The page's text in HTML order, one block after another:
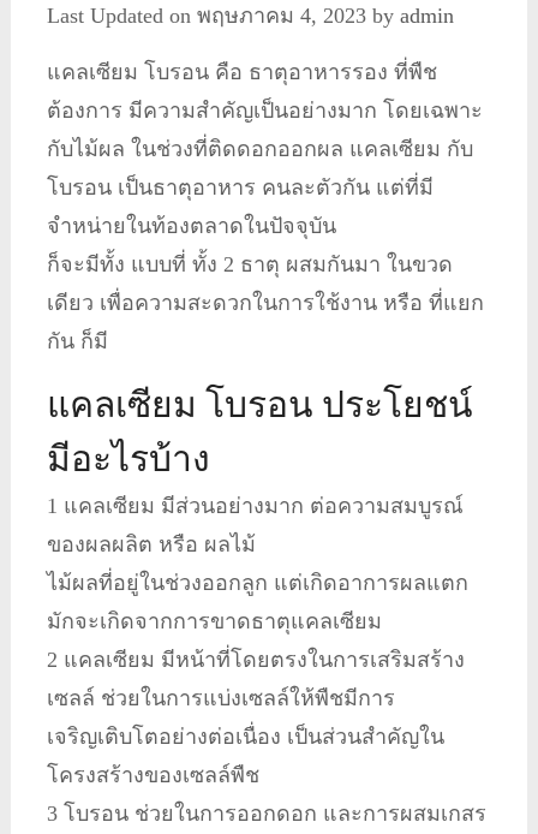
Last Updated on พฤษภาคม 4, 2023 by admin
แคลเซียม โบรอน คือ ธาตุอาหารรอง ที่พืช
ต้องการ มีความสำคัญเป็นอย่างมาก โดยเฉพาะ
กับไม้ผล ในช่วงที่ติดดอกออกผล แคลเซียม กับ
โบรอน เป็นธาตุอาหาร คนละตัวกัน แต่ที่มี
จำหน่ายในท้องตลาดในปัจจุบัน
ก็จะมีทั้ง แบบที่ ทั้ง 2 ธาตุ ผสมกันมา ในขวด
เดียว เพื่อความสะดวกในการใช้งาน หรือ ที่แยก
กัน ก็มี
แคลเซียม โบรอน ประโยชน์
มีอะไรบ้าง
1 แคลเซียม มีส่วนอย่างมาก ต่อความสมบูรณ์
ของผลผลิต หรือ ผลไม้
ไม้ผลที่อยู่ในช่วงออกลูก แต่เกิดอาการผลแตก
มักจะเกิดจากการขาดธาตุแคลเซียม
2 แคลเซียม มีหน้าที่โดยตรงในการเสริมสร้าง
เซลล์ ช่วยในการแบ่งเซลล์ให้พืชมีการ
เจริญเติบโตอย่างต่อเนื่อง เป็นส่วนสำคัญใน
โครงสร้างของเซลล์พืช
3 โบรอน ช่วยในการออกดอก และการผสมเกสร